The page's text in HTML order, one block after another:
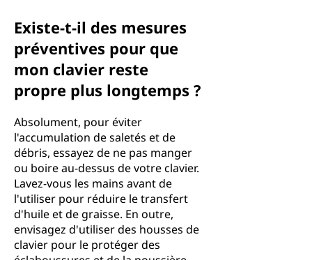
Existe-t-il des mesures
préventives pour que
mon clavier reste
propre plus longtemps ?
Absolument, pour éviter
l'accumulation de saletés et de
débris, essayez de ne pas manger
ou boire au-dessus de votre clavier.
Lavez-vous les mains avant de
l'utiliser pour réduire le transfert
d'huile et de graisse. En outre,
envisagez d'utiliser des housses de
clavier pour le protéger des